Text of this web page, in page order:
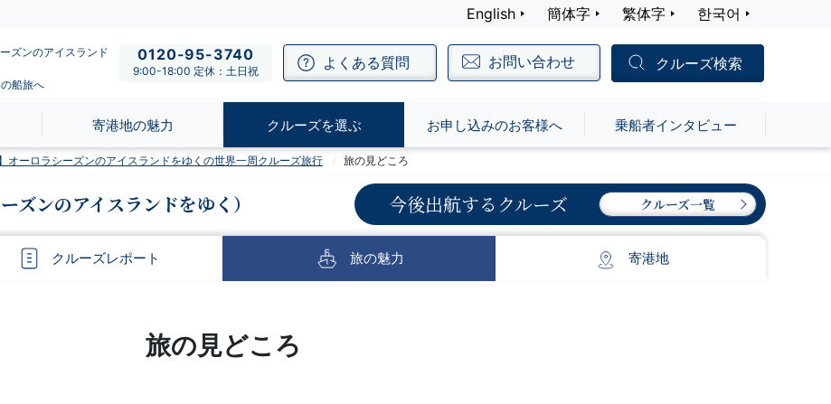
English 簡体字 繁体字 한국어
ズンのアイスランド
船旅へ
0120-95-3740
9:00-18:00 定休：土日祝 よくある質問 お問い合わせ クルーズ検索
寄港地の魅力 クルーズを選ぶ お申し込みのお客様へ 乗船者インタビュー
オーロラシーズンのアイスランドをゆくの世界一周クルーズ旅行 旅の見どころ
今後出航するクルーズ クルーズ一覧
ズンのアイスランドをゆく）
クルーズレポート 旅の魅力 寄港地
旅の見どころ